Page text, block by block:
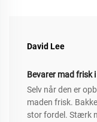
David Lee
Bevarer mad frisk
Selv når den er
maden frisk.
stor fordel. Stærk